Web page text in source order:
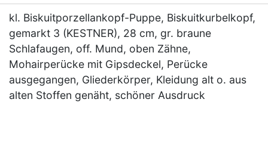
kl. Biskuitporzellankopf-Puppe, Biskuitkurbelkopf,
gemarkt 3 (KESTNER), 28 cm, gr. braune
Schlafaugen, off. Mund, oben Zähne,
Mohairperücke mit Gipsdeckel, Perücke
ausgegangen, Gliederkörper, Kleidung alt o. aus
alten Stoffen genäht, schöner Ausdruck